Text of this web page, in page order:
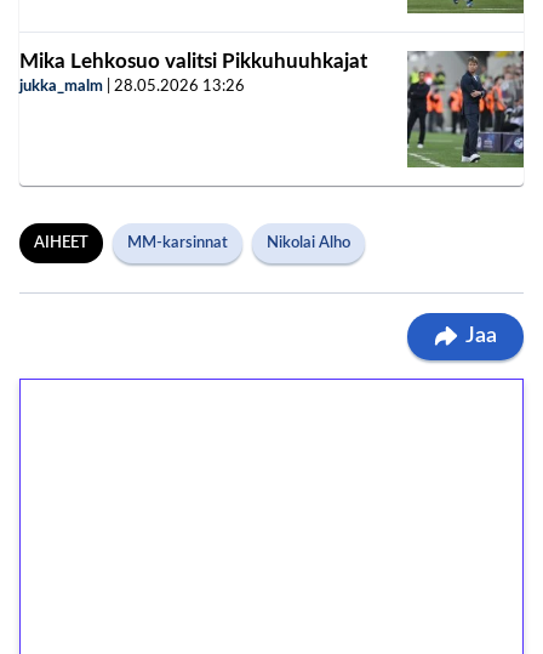
Mika Lehkosuo valitsi Pikkuhuuhkajat
jukka_malm 28.05.2026 13:26
AIHEET MM-karsinnat Nikolai Alho
Jaa